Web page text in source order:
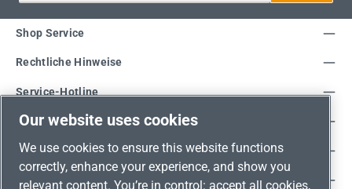
Service-Hotline
Shop Service
Rechtliche Hinweise
Unsere Vorteile
Versandarten
Zahlungsarten
Our website uses cookies
We use cookies to ensure this website functions
correctly, enhance your experience, and show you
relevant content. You’re in control: accept all cookies,